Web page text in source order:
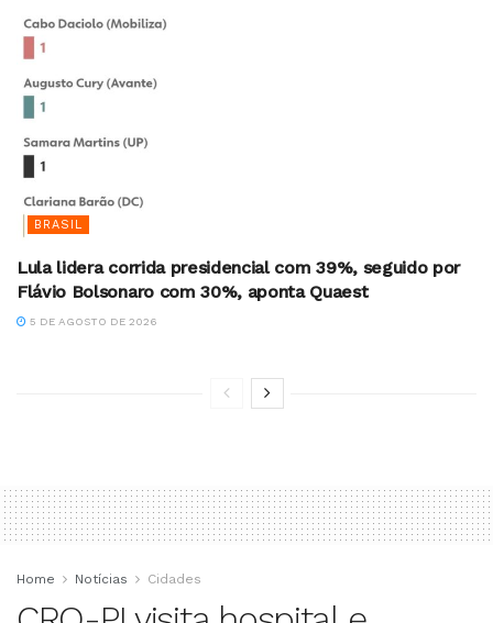
BRASIL
Lula lidera corrida presidencial com 39%, seguido por
Flávio Bolsonaro com 30%, aponta Quaest
5 DE AGOSTO DE 2026
Home Notícias Cidades